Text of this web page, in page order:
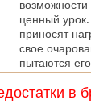
ценный
приносят
свое
пытаются
в